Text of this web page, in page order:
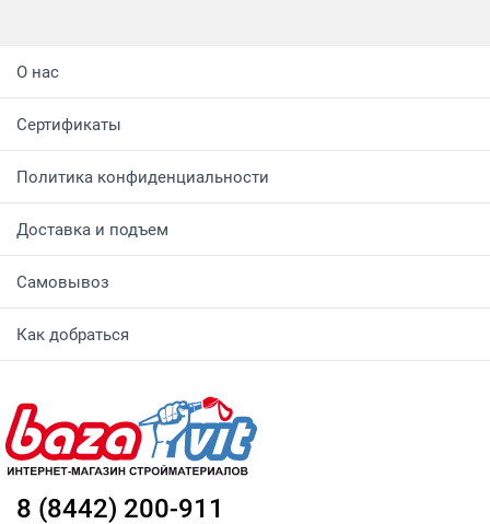
О нас
Сертификаты
Политика конфиденциальности
Доставка и подъем
Самовывоз
Как добраться
8 (8442) 200-911